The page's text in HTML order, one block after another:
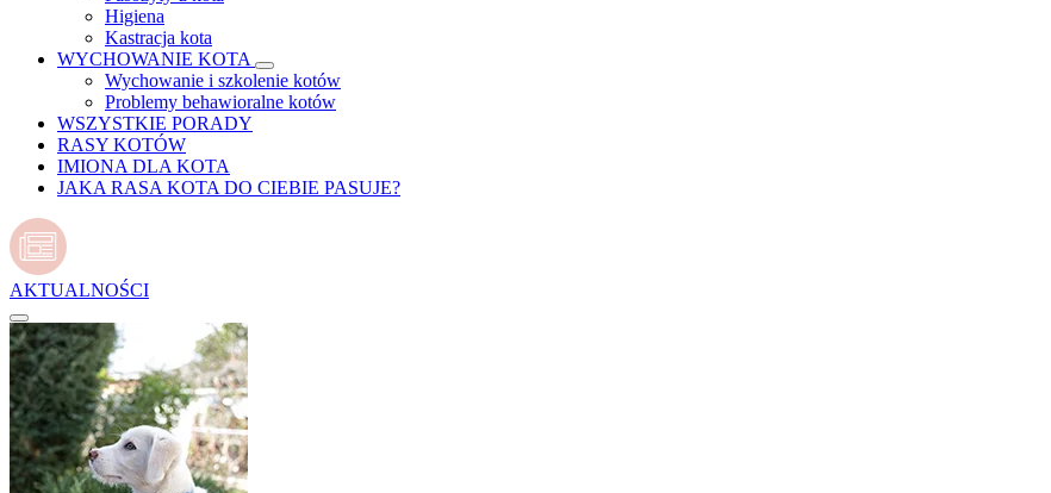
Higiena
Kastracja kota
WYCHOWANIE KOTA
Wychowanie i szkolenie kotów
Problemy behawioralne kotów
WSZYSTKIE PORADY
RASY KOTÓW
IMIONA DLA KOTA
JAKA RASA KOTA DO CIEBIE PASUJE?
AKTUALNOŚCI